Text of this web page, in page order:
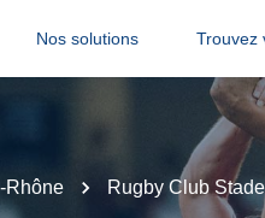
Nos solutions Trouvez
Rhône Rugby Club